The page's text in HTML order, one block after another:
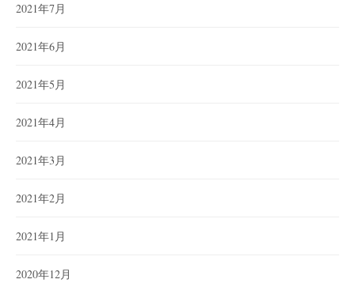
2021年7月
2021年6月
2021年5月
2021年4月
2021年3月
2021年2月
2021年1月
2020年12月